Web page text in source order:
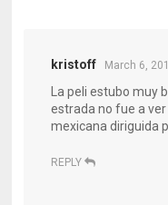
kristoff March 6,
La peli estubo muy
estrada no fue a
mexicana diriguida
REPLY